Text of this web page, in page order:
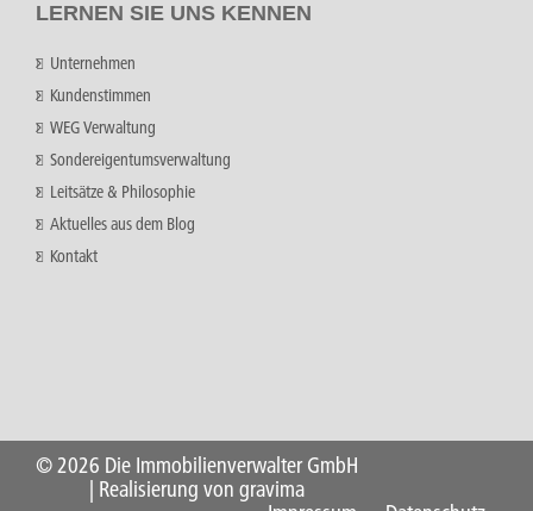
LERNEN SIE UNS KENNEN
Unternehmen
Kundenstimmen
WEG Verwaltung
Sondereigentumsverwaltung
Leitsätze & Philosophie
Aktuelles aus dem Blog
Kontakt
©2026 Die Immobilienverwalter GmbH
| Realisierung von gravima